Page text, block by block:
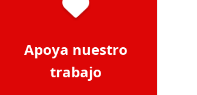
Apoya nuestro
trabajo